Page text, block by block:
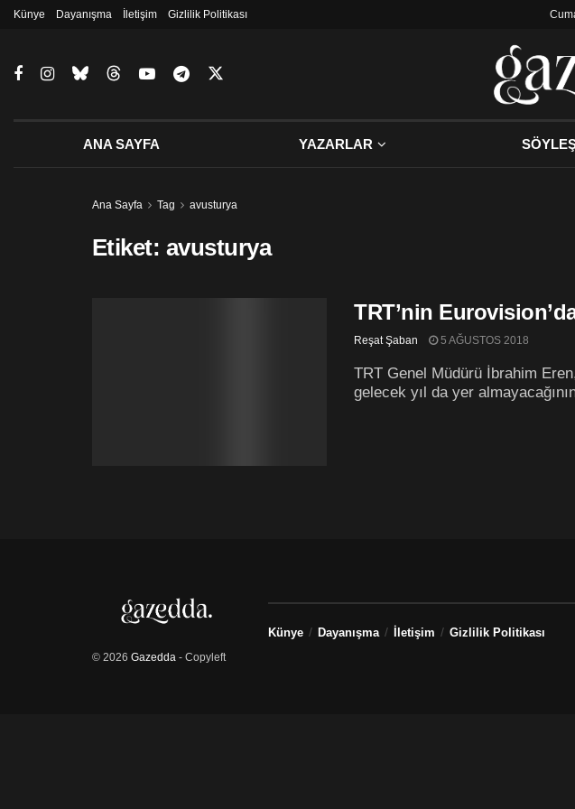
Künye Dayanışma İletişim Gizlilik Politikası
ANA SAYFA YAZARLAR
Ana Sayfa Tag avusturya
Etiket: avusturya
TRT’nin
Reşat Şaban 5 AĞUSTOS 2018
TRT Genel Müdürü İbrahim
gelecek yıl da yer
© 2026 Gazedda - Copyleft
Künye Dayanışma İletişim Gizlilik Politikası